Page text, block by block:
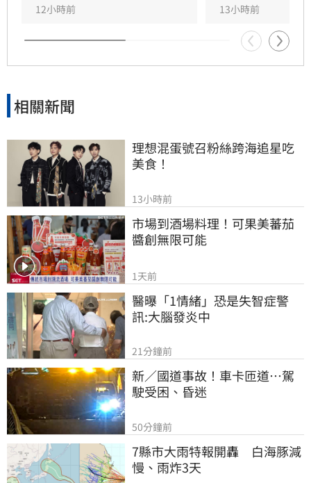
12小時前 13小時前
相關新聞
理想混蛋號召粉絲跨海追星吃
美食！
13小時前
市場到酒場料理！可果美蕃茄
醬創無限可能
1天前
醫曝「1情緒」恐是失智症警
訊:大腦發炎中
21分鐘前
新／國道事故！車卡匝道…駕
駛受困、昏迷
50分鐘前
7縣市大雨特報開轟　白海豚減
慢、雨炸3天